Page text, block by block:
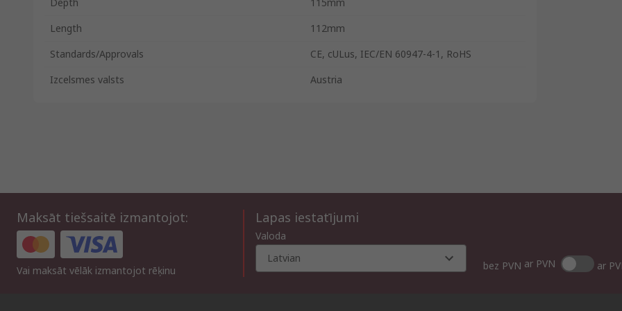
Length
112mm
Standards/Approvals
CE, cULus, IEC/EN 60947-4-1, RoHS
Izcelsmes valsts
Austria
Maksāt tiešsaitē izmantojot:
Vai maksāt vēlāk izmantojot rēķinu
Lapas iestatījumi
Valoda
Latvian
bez PVN ar PVN ar